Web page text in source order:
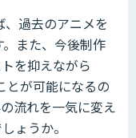
過去のアニメを
また、今後制作
を抑えながら
とが可能になるの
流れを一気に変え
ょうか。